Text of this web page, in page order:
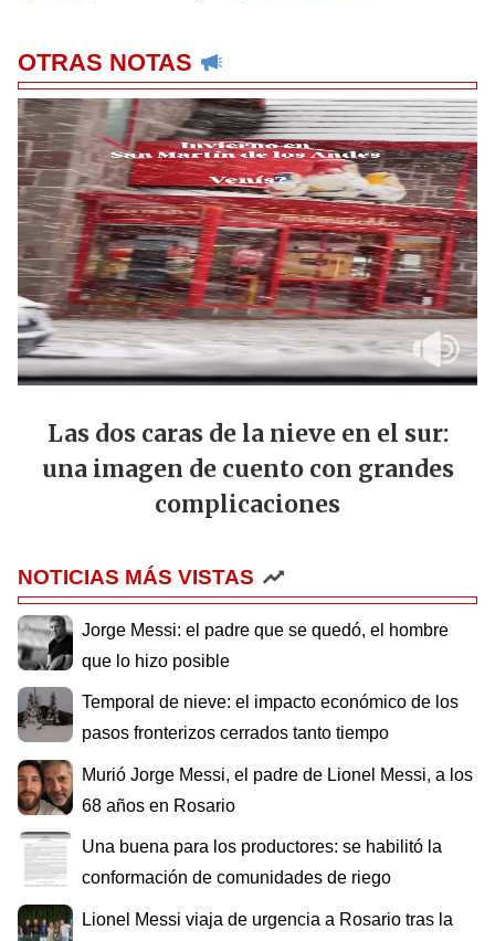
OTRAS NOTAS
Las dos caras de la nieve en el sur:
una imagen de cuento con grandes
complicaciones
NOTICIAS MÁS VISTAS
Jorge Messi: el padre que se quedó, el hombre
que lo hizo posible
Temporal de nieve: el impacto económico de los
pasos fronterizos cerrados tanto tiempo
Murió Jorge Messi, el padre de Lionel Messi, a los
68 años en Rosario
Una buena para los productores: se habilitó la
conformación de comunidades de riego
Lionel Messi viaja de urgencia a Rosario tras la